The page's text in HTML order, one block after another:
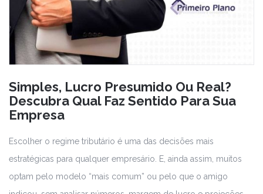
Simples, Lucro Presumido Ou Real?
Descubra Qual Faz Sentido Para Sua
Empresa
Escolher o regime tributário é uma das decisões mais
estratégicas para qualquer empresário. E, ainda assim, muitos
optam pelo modelo “mais comum” ou pelo que o amigo